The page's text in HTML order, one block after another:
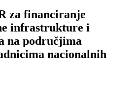
za financiranje
infrastrukture i
na područjima
nacionalnih